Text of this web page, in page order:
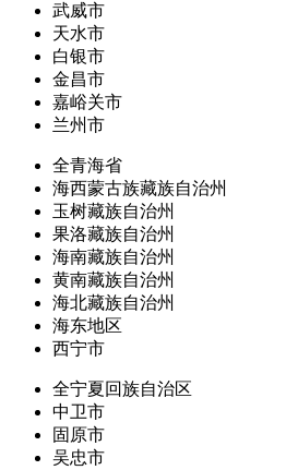
武威市
天水市
白银市
金昌市
嘉峪关市
兰州市
全青海省
海西蒙古族藏族自治州
玉树藏族自治州
果洛藏族自治州
海南藏族自治州
黄南藏族自治州
海北藏族自治州
海东地区
西宁市
全宁夏回族自治区
中卫市
固原市
吴忠市